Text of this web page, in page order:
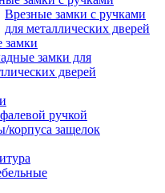
Врезные замки с ручками
для металлических дверей
замки
замки для
дверей
ручкой
корпуса защелок